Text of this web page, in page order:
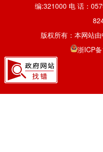
编:321000 电 话：
版权所有：本网站
浙ICP